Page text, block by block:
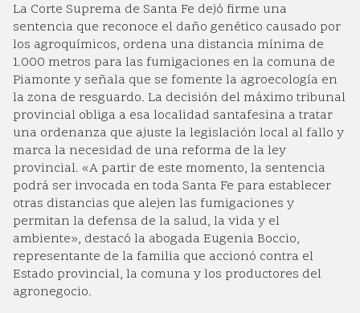
La Corte Suprema de Santa Fe dejó firme una
sentencia que reconoce el daño genético causado por
los agroquímicos, ordena una distancia mínima de
1.000 metros para las fumigaciones en la comuna de
Piamonte y señala que se fomente la agroecología en
la zona de resguardo. La decisión del máximo tribunal
provincial obliga a esa localidad santafesina a tratar
una ordenanza que ajuste la legislación local al fallo y
marca la necesidad de una reforma de la ley
provincial. «A partir de este momento, la sentencia
podrá ser invocada en toda Santa Fe para establecer
otras distancias que alejen las fumigaciones y
permitan la defensa de la salud, la vida y el
ambiente», destacó la abogada Eugenia Boccio,
representante de la familia que accionó contra el
Estado provincial, la comuna y los productores del
agronegocio.